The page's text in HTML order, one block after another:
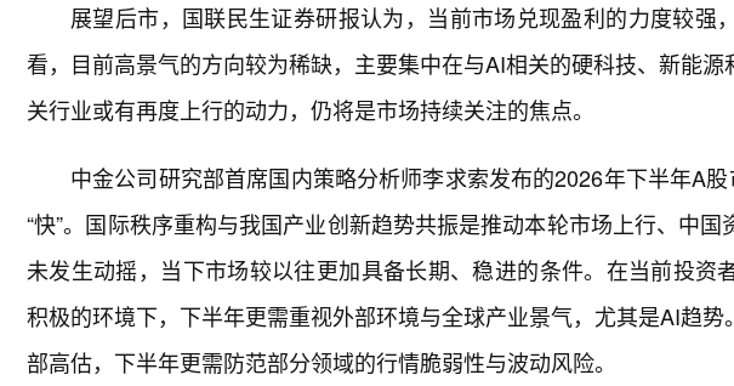
展望后市，国联民生证券研报认为，当前市场兑现盈利的力度较强
看，目前高景气的方向较为稀缺，主要集中在与AI相关的硬科技、新能
关行业或有再度上行的动力，仍将是市场持续关注的焦点。
中金公司研究部首席国内策略分析师李求索发布的2026年下半年A
“快”。国际秩序重构与我国产业创新趋势共振是推动本轮市场上行、中
未发生动摇，当下市场较以往更加具备长期、稳进的条件。在当前投资
积极的环境下，下半年更需重视外部环境与全球产业景气，尤其是AI趋
部高估，下半年更需防范部分领域的行情脆弱性与波动风险。